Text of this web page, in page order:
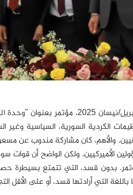
عُقِد في مدينة القامشلي، شمال شرقي سوريا، يوم
سواء من ممثلي التنظيمات الكردية السورية،
والأهم، كان مشاركة مندوب عن مسعود
الأميركيين. ولكن الواضح أن قوات
بدون قسد، التي تتمتع بسيطرة
التي أرادتها قسد، أو على الأقل